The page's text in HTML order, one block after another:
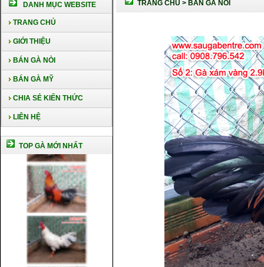
DANH MỤC WEBSITE
TRANG CHỦ
GIỚI THIỆU
BÁN GÀ NÒI
BÁN GÀ MỸ
CHIA SẺ KIẾN THỨC
LIÊN HỆ
TOP GÀ MỚI NHẤT
TRANG CHỦ > BÁN GÀ NÒI